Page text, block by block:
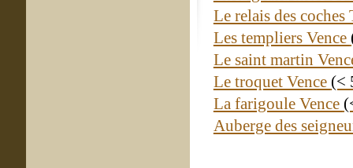
Le relais des
Les templiers Vence
Le saint martin
Le troquet Vence (<
La farigoule Vence
Auberge des